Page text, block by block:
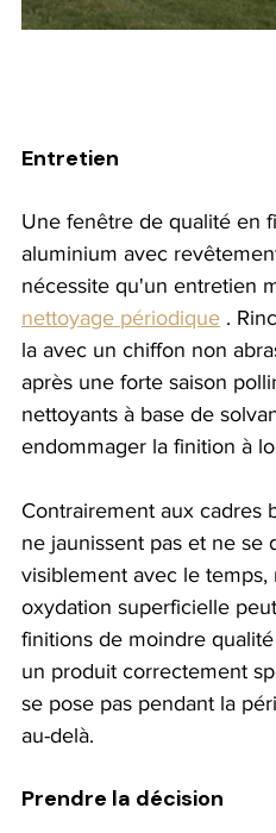
Entretien
Une fenêtre de qualité en
aluminium avec
nécessite qu'un entretien
nettoyage périodique .
la avec un chiffon non
après une forte saison
nettoyants à base de
endommager la finition à
Contrairement aux cadres
ne jaunissent pas et ne se
visiblement avec le
oxydation superficielle
finitions de moindre qualité
un produit correctement
se pose pas pendant la
au-delà.
Prendre la décision